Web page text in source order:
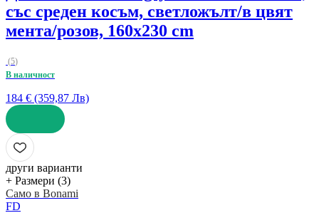
със среден косъм, светложълт/в цвят
мента/розов, 160x230 cm
(5)
В наличност
184 € (359,87 Лв)
ДОБАВИ
други варианти
+ Размери (3)
Само в Bonami
FD